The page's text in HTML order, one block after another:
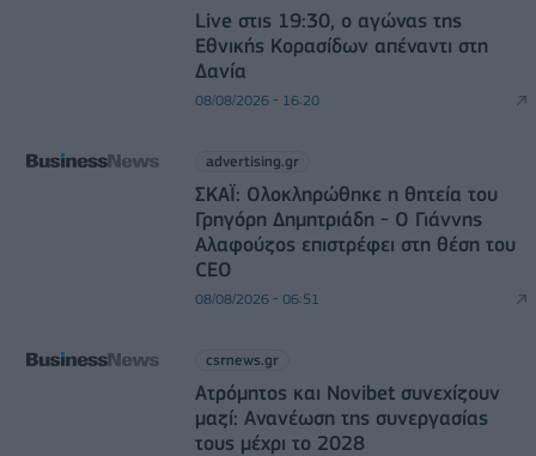
Live στις 19:30, ο αγώνας της
Εθνικής Κορασίδων απέναντι στη
Δανία
08/08/2026 - 16:20
advertising.gr
ΣΚΑΪ: Ολοκληρώθηκε η θητεία του
Γρηγόρη Δημητριάδη - Ο Γιάννης
Αλαφούζος επιστρέφει στη θέση του
CEO
08/08/2026 - 06:51
csrnews.gr
Ατρόμητος και Novibet συνεχίζουν
μαζί: Ανανέωση της συνεργασίας
τους μέχρι το 2028